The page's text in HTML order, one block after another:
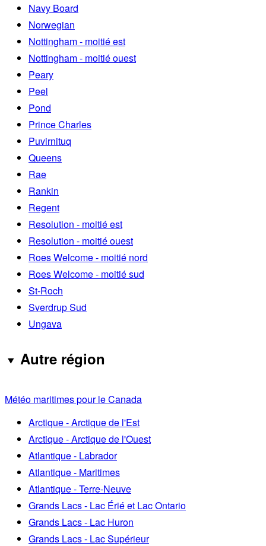
Navy Board
Norwegian
Nottingham - moitié est
Nottingham - moitié ouest
Peary
Peel
Pond
Prince Charles
Puvirnituq
Queens
Rae
Rankin
Regent
Resolution - moitié est
Resolution - moitié ouest
Roes Welcome - moitié nord
Roes Welcome - moitié sud
St-Roch
Sverdrup Sud
Ungava
Autre région
Météo maritimes pour le Canada
Arctique - Arctique de l'Est
Arctique - Arctique de l'Ouest
Atlantique - Labrador
Atlantique - Maritimes
Atlantique - Terre-Neuve
Grands Lacs - Lac Érié et Lac Ontario
Grands Lacs - Lac Huron
Grands Lacs - Lac Supérieur